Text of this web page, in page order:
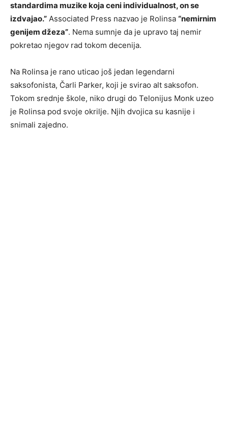
standardima muzike koja ceni individualnost, on se
izdvajao.” Associated Press nazvao je Rolinsa “nemirnim
genijem džeza”. Nema sumnje da je upravo taj nemir
pokretao njegov rad tokom decenija.
Na Rolinsa je rano uticao još jedan legendarni
saksofonista, Čarli Parker, koji je svirao alt saksofon.
Tokom srednje škole, niko drugi do Telonijus Monk uzeo
je Rolinsa pod svoje okrilje. Njih dvojica su kasnije i
snimali zajedno.